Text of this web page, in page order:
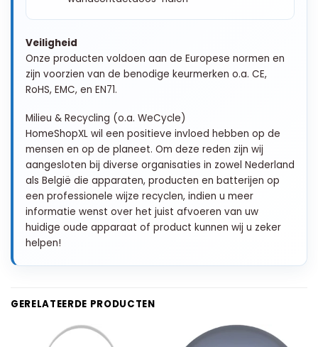
Veiligheid
Onze producten voldoen aan de Europese normen en
zijn voorzien van de benodige keurmerken o.a. CE,
RoHS, EMC, en EN71.
Milieu & Recycling (o.a. WeCycle)
HomeShopXL wil een positieve invloed hebben op de
mensen en op de planeet. Om deze reden zijn wij
aangesloten bij diverse organisaties in zowel Nederland
als België die apparaten, producten en batterijen op
een professionele wijze recyclen, indien u meer
informatie wenst over het juist afvoeren van uw
huidige oude apparaat of product kunnen wij u zeker
helpen!
GERELATEERDE PRODUCTEN